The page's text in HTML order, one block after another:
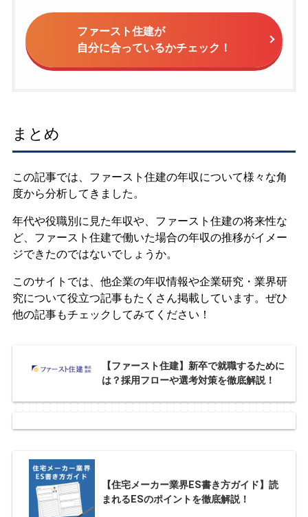
ファースト住建が
自分に合っているかチェック！
まとめ
この記事では、ファースト住建の年収について様々な角
度から分析してきました。
年代や役職別に見た年収や、ファースト住建の将来性な
ど、ファースト住建で働いた場合の年収の推移がイメー
ジできたのではないでしょうか。
このサイトでは、他企業の年収情報や企業研究・業界研
究について役立つ記事もたくさん掲載しています。ぜひ
他の記事もチェックしてみてください！
【ファースト住建】新卒で就職するために
は？採用フローや選考対策を徹底解説！
【住宅メーカー業界ES書き方ガイド】読
まれるESのポイントを徹底解説！